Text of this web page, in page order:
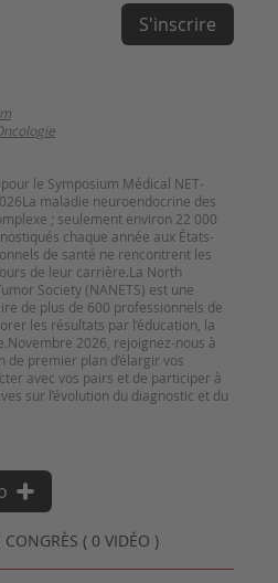
S'inscrire
le Symposium Médical NET-
maladie neuroendocrine des
; seulement environ 22 000
chaque année aux États-
de santé ne rencontrent les
de leur carrière.La North
Society (NANETS) est une
de plus de 600 professionnels de
les résultats par l’éducation, la
2026, rejoignez-nous à
de premier plan d’élargir vos
avec vos pairs et de participer à
sur l’évolution du diagnostic et du
( 0 VIDÉO )